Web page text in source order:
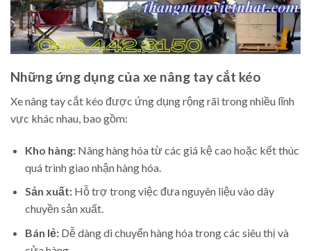
Những ứng dụng của xe nâng tay cắt kéo
Xe nâng tay cắt kéo được ứng dụng rộng rãi trong nhiều lĩnh
vực khác nhau, bao gồm:
Kho hàng:Nâng hàng hóa từ các giá kệ cao hoặc kết thúc
quá trình giao nhận hàng hóa.
Sản xuất:Hỗ trợ trong việc đưa nguyên liệu vào dây
chuyền sản xuất.
Bán lẻ:Dễ dàng di chuyển hàng hóa trong các siêu thị và